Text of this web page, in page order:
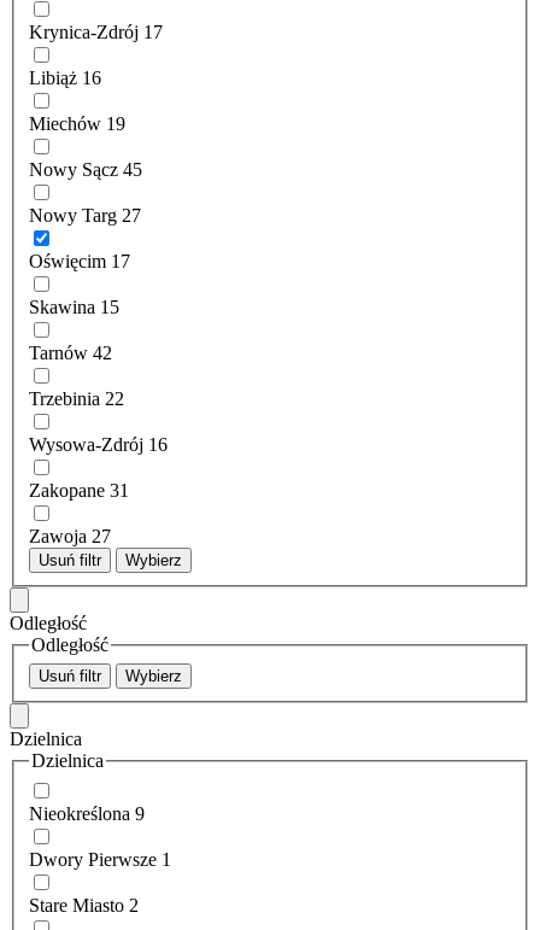
Krynica-Zdrój 17
Libiąż 16
Miechów 19
Nowy Sącz 45
Nowy Targ 27
Oświęcim 17
Skawina 15
Tarnów 42
Trzebinia 22
Wysowa-Zdrój 16
Zakopane 31
Zawoja 27
Usuń filtr Wybierz
Odległość
Odległość
Usuń filtr Wybierz
Dzielnica
Dzielnica
Nieokreślona 9
Dwory Pierwsze 1
Stare Miasto 2